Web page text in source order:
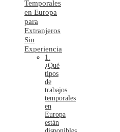
Temporales
en Europa
para
Extranjeros
Sin
Experiencia
1.
¿Qué
tipos
de
trabajos
temporales
en
Europa
están